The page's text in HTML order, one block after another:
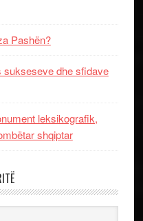
Pashën?
sukseseve dhe sfidave
leksikografik,
shqiptar